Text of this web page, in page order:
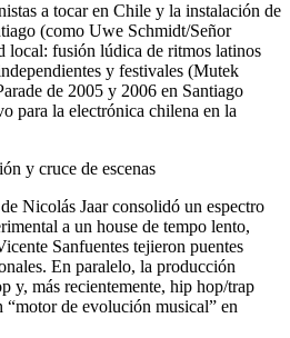
a tocar en Chile y la instalación de
(como Uwe Schmidt/Señor
local: fusión lúdica de ritmos latinos
y festivales (Mutek
de 2005 y 2006 en Santiago
para la electrónica chilena en la
y cruce de escenas
Nicolás Jaar consolidó un espectro
a un house de tempo lento,
Sanfuentes tejieron puentes
En paralelo, la producción
y, más recientemente, hip hop/trap
de evolución musical” en